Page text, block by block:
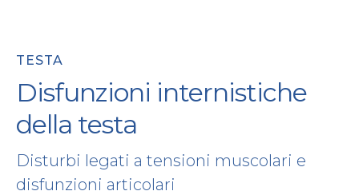
TESTA
Disfunzioni internistiche
della testa
Disturbi legati a tensioni muscolari e
disfunzioni articolari